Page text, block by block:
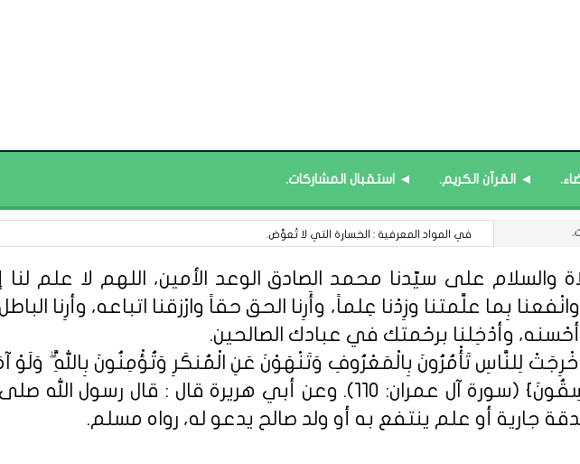
◄ القرآن الكريم. ◄ استقبال المشاركات.
قائمة محدَّثة : العلوم ﴿الإدارية - المالية﴾.
والسلام على سيّدنا محمد الصادق الوعد الأمين، اللهم لا علم لنا
بِما علَّمتنا وزِدْنا عِلماً، وأَرِنا الحق حقاً وارْزقنا اتباعه، وأرِنا الباطل
وأدْخِلنا برحْمتك في عبادك الصالحين.
لِلنَّاسِ تَأْمُرُونَ بِالْمَعْرُوفِ وَتَنْهَوْنَ عَنِ الْمُنكَرِ وَتُؤْمِنُونَ بِاللَّهِ ۗ وَلَوْ
مِّنْهُمُ الْمُؤْمِنُونَ وَأَكْثَرُهُمُ الْفَاسِقُونَ} (سورة آل عمران: 110). وعن أبي هريرة
جارية أو علم ينتفع به أو ولد صالح يدعو له، رواه مسلم.